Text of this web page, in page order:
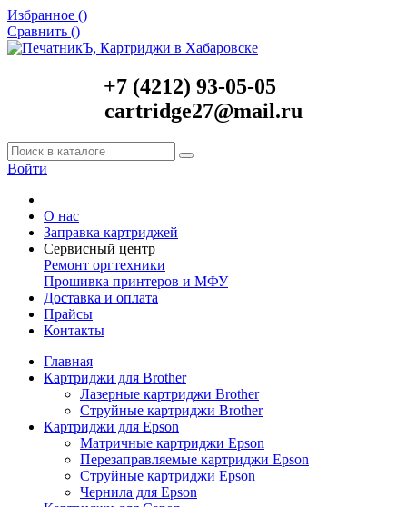
Избранное ()
Сравнить ()
+7 (4212) 93-05-05
cartridge27@mail.ru
Войти
О нас
Заправка картриджей
Сервисный центр
Ремонт оргтехники
Прошивка принтеров и МФУ
Доставка и оплата
Прайсы
Контакты
Главная
Картриджи для Brother
Лазерные картриджи Brother
Струйные картриджи Brother
Картриджи для Epson
Матричные картриджи Epson
Перезаправляемые картриджи Epson
Струйные картриджи Epson
Чернила для Epson